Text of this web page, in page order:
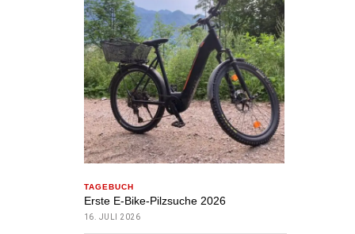
TAGEBUCH
Erste E-Bike-Pilzsuche 2026
16. JULI 2026